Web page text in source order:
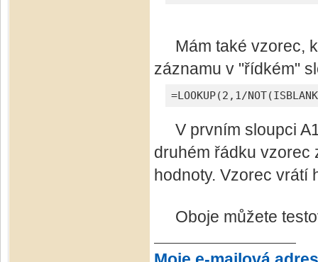
Mám také vzorec,
záznamu v "řídkém"
=LOOKUP(2,1/
V prvním sloupci
druhém řádku vzorec
hodnoty. Vzorec vrátí
Oboje můžete